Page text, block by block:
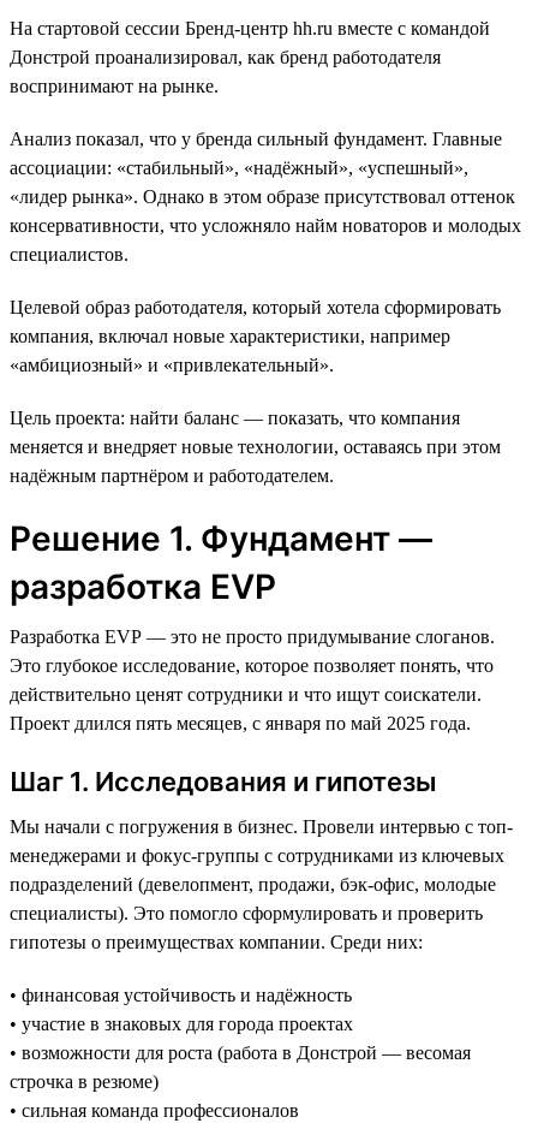
На стартовой сессии Бренд-центр hh.ru вместе с командой
Донстрой проанализировал, как бренд работодателя
воспринимают на рынке.
Анализ показал, что у бренда сильный фундамент. Главные
ассоциации: «стабильный», «надёжный», «успешный»,
«лидер рынка». Однако в этом образе присутствовал оттенок
консервативности, что усложняло найм новаторов и молодых
специалистов.
Целевой образ работодателя, который хотела сформировать
компания, включал новые характеристики, например
«амбициозный» и «привлекательный».
Цель проекта: найти баланс — показать, что компания
меняется и внедряет новые технологии, оставаясь при этом
надёжным партнёром и работодателем.
Решение 1. Фундамент —
разработка EVP
Разработка EVP — это не просто придумывание слоганов.
Это глубокое исследование, которое позволяет понять, что
действительно ценят сотрудники и что ищут соискатели.
Проект длился пять месяцев, с января по май 2025 года.
Шаг 1. Исследования и гипотезы
Мы начали с погружения в бизнес. Провели интервью с топ-
менеджерами и фокус-группы с сотрудниками из ключевых
подразделений (девелопмент, продажи, бэк-офис, молодые
специалисты). Это помогло сформулировать и проверить
гипотезы о преимуществах компании. Среди них:
• финансовая устойчивость и надёжность
• участие в знаковых для города проектах
• возможности для роста (работа в Донстрой — весомая
строчка в резюме)
• сильная команда профессионалов